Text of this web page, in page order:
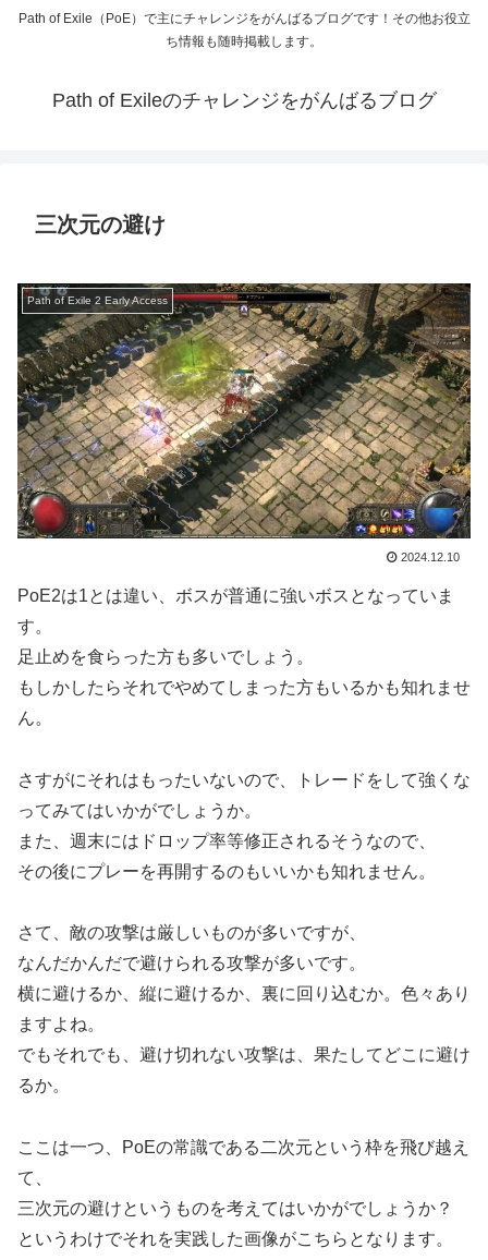
Path of Exile（PoE）で主にチャレンジをがんばるブログです！その他お役立
ち情報も随時掲載します。
Path of Exileのチャレンジをがんばるブログ
三次元の避け
Path of Exile 2 Early Access
2024.12.10
PoE2は1とは違い、ボスが普通に強いボスとなっていま
す。
足止めを食らった方も多いでしょう。
もしかしたらそれでやめてしまった方もいるかも知れませ
ん。
さすがにそれはもったいないので、トレードをして強くな
ってみてはいかがでしょうか。
また、週末にはドロップ率等修正されるそうなので、
その後にプレーを再開するのもいいかも知れません。
さて、敵の攻撃は厳しいものが多いですが、
なんだかんだで避けられる攻撃が多いです。
横に避けるか、縦に避けるか、裏に回り込むか。色々あり
ますよね。
でもそれでも、避け切れない攻撃は、果たしてどこに避け
るか。
ここは一つ、PoEの常識である二次元という枠を飛び越え
て、
三次元の避けというものを考えてはいかがでしょうか？
というわけでそれを実践した画像がこちらとなります。